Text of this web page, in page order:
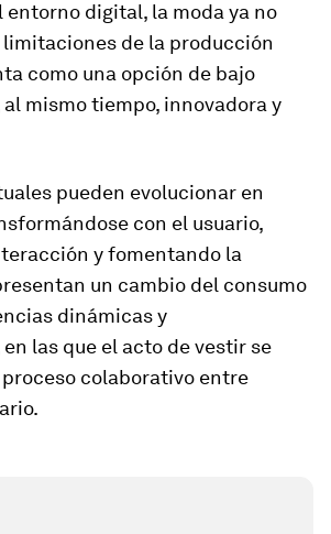
entorno digital, la moda ya no
limitaciones de la producción
como una opción de bajo
mismo tiempo, innovadora y
pueden evolucionar en
con el usuario,
y fomentando la
un cambio del consumo
dinámicas y
las que el acto de vestir se
colaborativo entre